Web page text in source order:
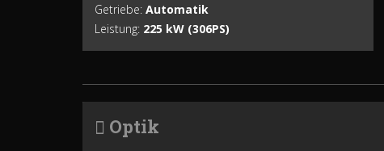
Getriebe: Automatik
Leistung: 225 kW (306PS)
Optik